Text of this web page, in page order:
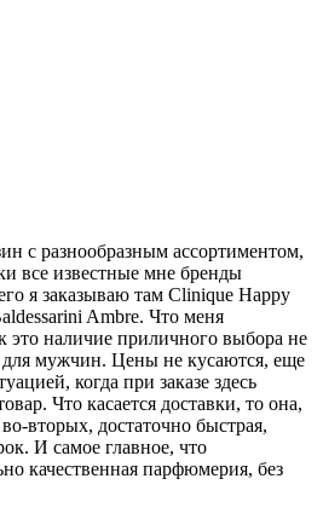
с разнообразным ассортиментом,
все известные мне бренды
я заказываю там Clinique Happy
Ambre. Что меня
это наличие приличного выбора не
мужчин. Цены не кусаются, еще
когда при заказе здесь
Что касается доставки, то она,
вторых, достаточно быстрая,
И самое главное, что
качественная парфюмерия, без